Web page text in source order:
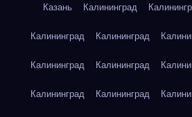
Казань Калининград
Калининград Калининград
Калининград Калининград
Калининград Калининград